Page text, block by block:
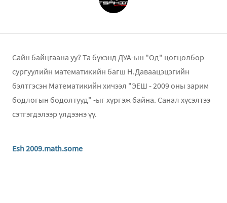
Сайн байцгаана уу? Та бүхэнд ДУА-ын "Од" цогцолбор
сургуулийн математикийн багш Н.Даваацэцэгийн
бэлтгэсэн Математикийн хичээл "ЭЕШ - 2009 оны зарим
бодлогын бодолтууд" -ыг хүргэж байна. Санал хүсэлтээ
сэтгэгдэлээр үлдээнэ үү.
Esh 2009.math.some